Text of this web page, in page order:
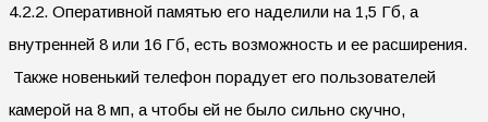
4.2.2. Оперативной памятью его наделили на 1,5 Гб, а
внутренней 8 или 16 Гб, есть возможность и ее расширения.
Также новенький телефон порадует его пользователей
камерой на 8 мп, а чтобы ей не было сильно скучно,